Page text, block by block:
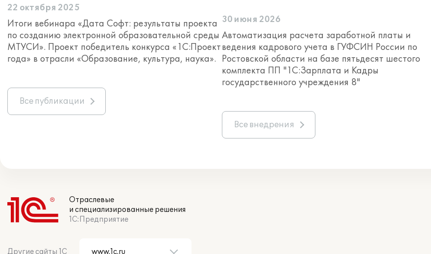
22 октября 2025
Итоги вебинара «Дата Софт: результаты проекта
по созданию электронной образовательной среды
МТУСИ». Проект победитель конкурса «1С:Проект
года» в отрасли «Образование, культура, наука».
Все публикации
30 июня 2026
Автоматизация расчета заработной платы и
ведения кадрового учета в ГУФСИН России по
Ростовской области на базе пятьдесят шестого
комплекта ПП "1С:Зарплата и Кадры
государственного учреждения 8"
Все внедрения
Отраслевые
и специализированные решения
1С:Предприятие
Другие сайты 1С